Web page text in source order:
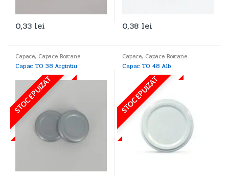
0,33 lei 0,38 lei
Capace, Capace Borcane
Capac TO 38 Argintiu
STOC EPUIZAT
Capace, Capace Borcane
Capac TO 48 Alb
STOC EPUIZAT